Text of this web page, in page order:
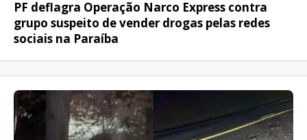
PF deflagra Operação Narco Express contra
grupo suspeito de vender drogas pelas redes
sociais na Paraíba